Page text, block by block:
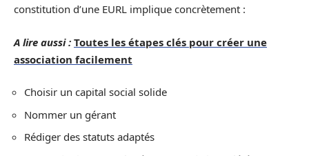
constitution d’une EURL implique concrètement :
A lire aussi : Toutes les étapes clés pour créer une
association facilement
Choisir un capital social solide
Nommer un gérant
Rédiger des statuts adaptés